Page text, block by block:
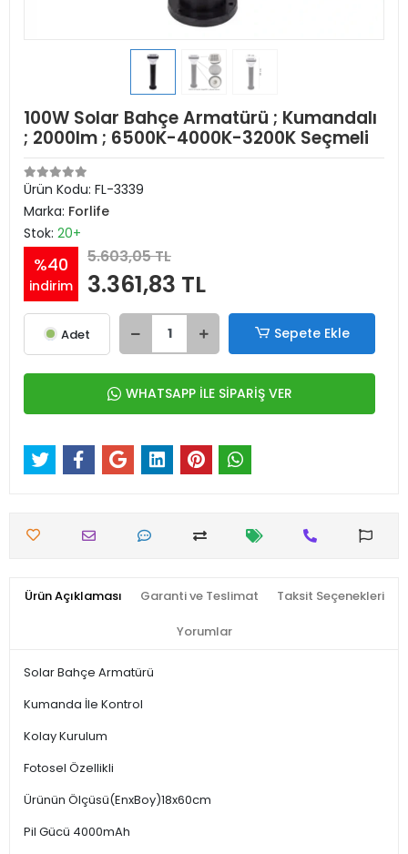
100W Solar Bahçe Armatürü ; Kumandalı
; 2000lm ; 6500K-4000K-3200K Seçmeli
Ürün Kodu: FL-3339
Marka: Forlife
Stok: 20+
%40
indirim
5.603,05 TL
3.361,83 TL
Adet Sepete Ekle
WHATSAPP İLE SİPARİŞ VER
Ürün Açıklaması Garanti ve Teslimat Taksit Seçenekleri
Yorumlar
Solar Bahçe Armatürü
Kumanda İle Kontrol
Kolay Kurulum
Fotosel Özellikli
Ürünün Ölçüsü(EnxBoy)18x60cm
Pil Gücü 4000mAh